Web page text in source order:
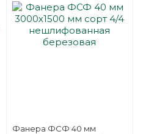
Фанера ФСФ 40 мм